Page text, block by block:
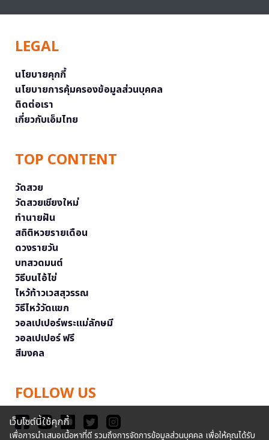
LEGAL
นโยบายคุกกี้
นโยบายการคุ้มครองข้อมูลส่วนบุคคล
ติดต่อเรา
เกี่ยวกับเอ็มไทย
TOP CONTENT
วัดสวย
วัดสวยเชียงใหม่
ทำนายฝัน
สถิติหวยรายเดือน
ดวงรายวัน
บทสวดมนต์
วิธีบนไอ้ไข่
ไหว้ท้าวเวสสุวรรณ
วิธีไหว้วัดแขก
วอลเปเปอร์พระแม่ลักษมี
วอลเปเปอร์ ฟรี
สีมงคล
FOLLOW US
เว็บไซต์นี้ใช้คุกกี้
เพื่อการนำเสนอเนื้อหาที่ดี รวมถึงการจัดการข้อมูลส่วนบุคคล เพื่อให้คุณได้รับ